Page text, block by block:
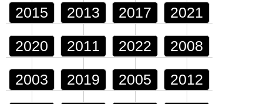
2015 2013 2017 2021
2020 2011 2022 2008
2003 2019 2005 2012